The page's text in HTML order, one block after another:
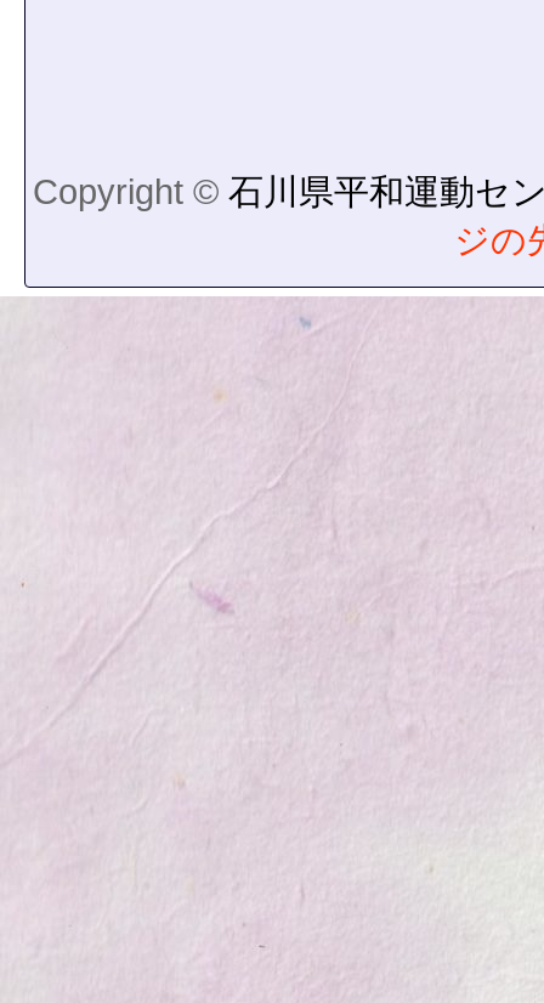
Copyright © 石川県平和運動セ
ジの